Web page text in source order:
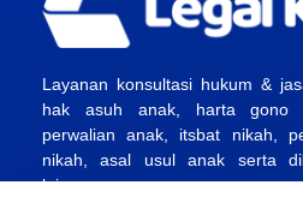
Layanan konsultasi hukum &
hak asuh anak, harta gono
perwalian anak, itsbat nikah,
nikah, asal usul anak serta
lainnya.